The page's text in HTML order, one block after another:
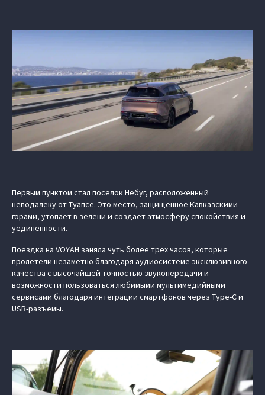
Первым пунктом стал поселок Небуг, расположенный
неподалеку от Туапсе. Это место, защищенное Кавказскими
горами, утопает в зелени и создает атмосферу спокойствия и
уединенности.
Поездка на VOYAH заняла чуть более трех часов, которые
пролетели незаметно благодаря аудиосистеме эксклюзивного
качества с высочайшей точностью звукопередачи и
возможности пользоваться любимыми мультимедийными
сервисами благодаря интеграции смартфонов через Type-С и
USB-разъемы.